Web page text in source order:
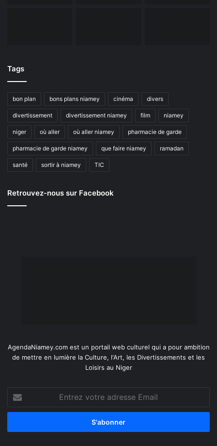
Tags
bon plan bons plans niamey cinéma divers
divertissement divertissement niamey film niamey
niger où aller où aller niamey pharmacie de garde
pharmacie de garde niamey que faire niamey ramadan
santé sortir à niamey TIC
Retrouvez-nous sur Facebook
AgendaNiamey.com est un portail web culturel qui a pour ambition
de mettre en lumière la Culture, l'Art, les Divertissements et les
Loisirs au Niger
votre
adresse